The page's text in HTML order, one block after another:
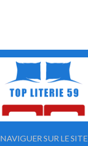
NAVIGUER SUR LE SITE